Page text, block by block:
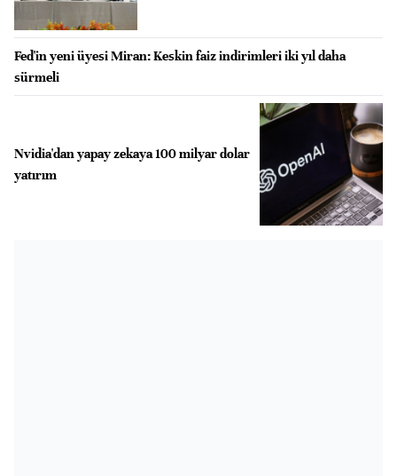
Fed'in yeni üyesi Miran: Keskin faiz indirimleri iki yıl daha
sürmeli
Nvidia'dan yapay zekaya 100 milyar dolar
yatırım